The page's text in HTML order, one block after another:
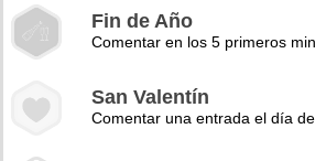
Fin de Año
Comentar en los 5 primeros
San Valentín
Comentar una entrada el día